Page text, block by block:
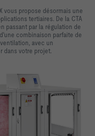
vous propose désormais une
tertiaires. De la CTA
passant par la régulation de
combinaison parfaite de
avec un
dans votre projet.